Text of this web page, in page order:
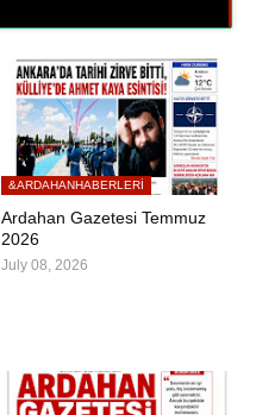
&ARDAHANHABERLERI
Ardahan Gazetesi Temmuz
2026
July 08, 2026